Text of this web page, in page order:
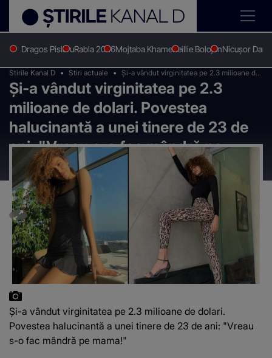
Dragos PislaruRabla 2026Mojtaba KhameneiIlie BolojanNicușor Dan
Stirile Kanal D Stiri actuale
Și-a vândut virginitatea pe 2.3 milioane de
dolari. Povestea halucinantă a unei tinere
de 23 de ani: "Vreau s-o fac mândră pe
mama!"
Și-a vândut virginitatea pe 2.3
milioane de dolari. Povestea
halucinantă a unei tinere de 23 de
ani: "Vreau s-o fac mândră pe
mama!"
Și-a vândut virginitatea pe 2.3 milioane de dolari.
Povestea halucinantă a unei tinere de 23 de ani: "Vreau
s-o fac mândră pe mama!"